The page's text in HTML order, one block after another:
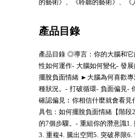
的藝術》、《聆聽的藝術》、《
產品目錄
產品目錄 ◎導言：你的大腦和
性如何運作- 大腦如何變化- 發
擺脫負面情緒 ►大腦為何喜歡
種狀況。- 打破循環- 負面偏見-
確認偏見︰你相信什麼就會看
具包：如何擺脫負面情緒【階
的7個步驟。- 重組你的潛意識1.
3. 重複4. 騰出空間5. 突破界限